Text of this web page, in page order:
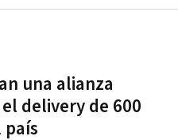
una alianza
delivery de 600